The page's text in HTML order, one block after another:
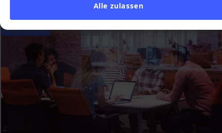
Alle zulassen
INNOVATION